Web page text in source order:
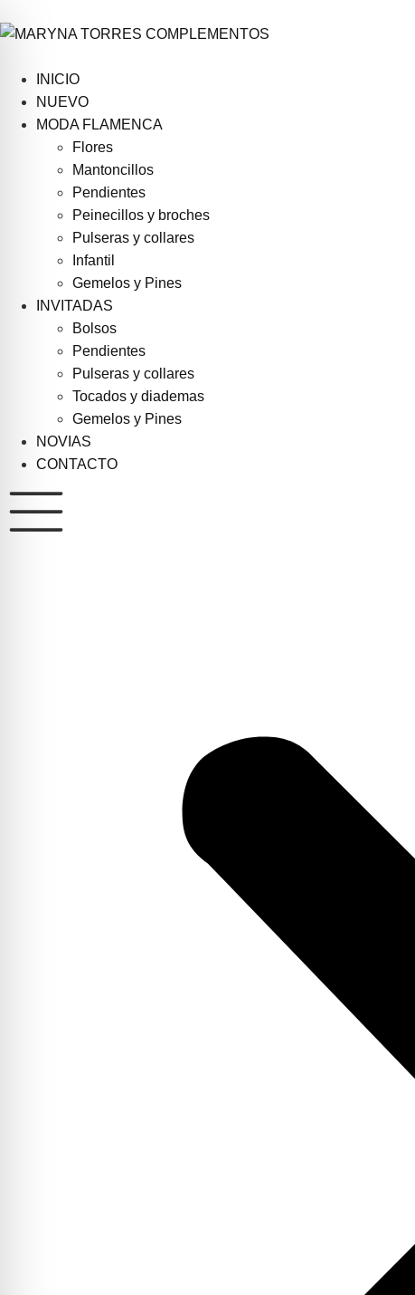
INICIO
NUEVO
MODA FLAMENCA
Flores
Mantoncillos
Pendientes
Peinecillos y broches
Pulseras y collares
Infantil
Gemelos y Pines
INVITADAS
Bolsos
Pendientes
Pulseras y collares
Tocados y diademas
Gemelos y Pines
NOVIAS
CONTACTO